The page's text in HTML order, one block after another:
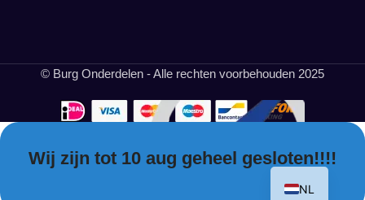
© Burg Onderdelen - Alle rechten voorbehouden 2025
Wij zijn tot 10 aug geheel gesloten!!!!
NL
EN